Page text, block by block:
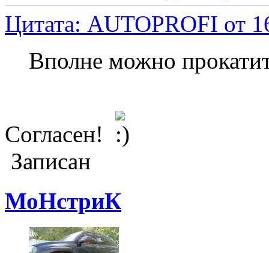
Цитата: AUTOPROFI от
Вполне можно
Согласен!
Записан
МоНстриК